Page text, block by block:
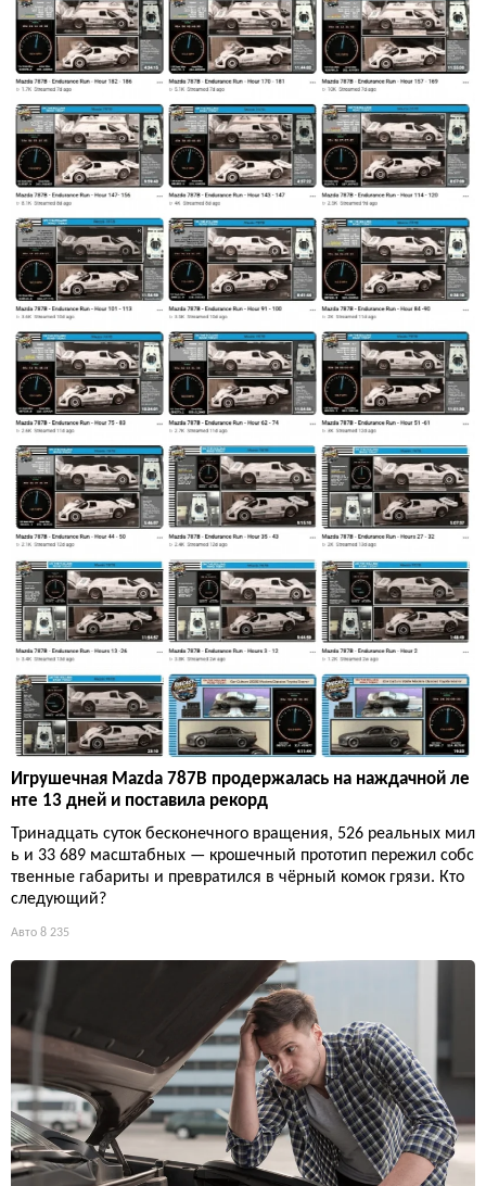
Игрушечная Mazda 787B продержалась на наждачной ле
нте 13 дней и поставила рекорд
Тринадцать суток бесконечного вращения, 526 реальных мил
ь и 33 689 масштабных — крошечный прототип пережил собс
твенные габариты и превратился в чёрный комок грязи. Кто
следующий?
Авто 8 235